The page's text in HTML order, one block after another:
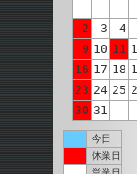
2
3 4
9 10 11
16 17 18
23 24 25
30 31
今日
休業日